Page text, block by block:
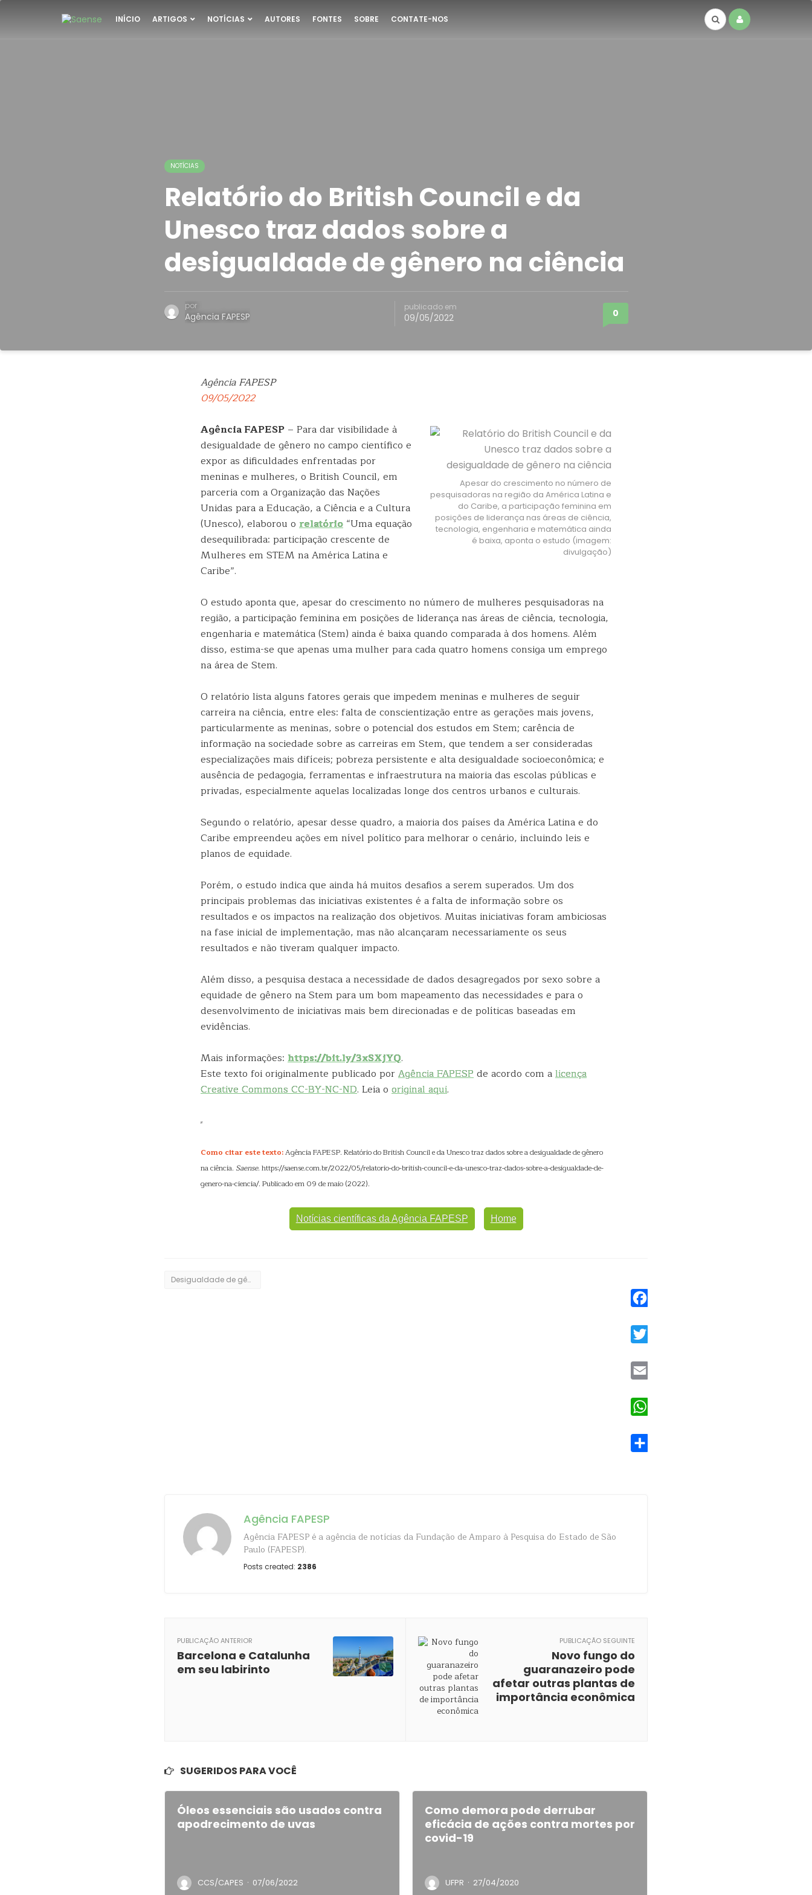
INÍCIO ARTIGOS NOTÍCIAS AUTORES FONTES SOBRE CONTATE-NOS
NOTÍCIAS
Relatório do British Council e da
Unesco traz dados sobre a
desigualdade de gênero na ciência
por
Agência FAPESP
publicado em
09/05/2022 0
Agência FAPESP
09/05/2022
Apesar do crescimento no número de
pesquisadoras na região da América Latina e
do Caribe, a participação feminina em
posições de liderança nas áreas de ciência,
tecnologia, engenharia e matemática ainda
é baixa, aponta o estudo (imagem:
divulgação)
Agência FAPESP – Para dar visibilidade à
desigualdade de gênero no campo científico e
expor as dificuldades enfrentadas por
meninas e mulheres, o British Council, em
parceria com a Organização das Nações
Unidas para a Educação, a Ciência e a Cultura
(Unesco), elaborou o relatório “Uma equação
desequilibrada: participação crescente de
Mulheres em STEM na América Latina e
Caribe”.
O estudo aponta que, apesar do crescimento no número de mulheres pesquisadoras na
região, a participação feminina em posições de liderança nas áreas de ciência, tecnologia,
engenharia e matemática (Stem) ainda é baixa quando comparada à dos homens. Além
disso, estima-se que apenas uma mulher para cada quatro homens consiga um emprego
na área de Stem.
O relatório lista alguns fatores gerais que impedem meninas e mulheres de seguir
carreira na ciência, entre eles: falta de conscientização entre as gerações mais jovens,
particularmente as meninas, sobre o potencial dos estudos em Stem; carência de
informação na sociedade sobre as carreiras em Stem, que tendem a ser consideradas
especializações mais difíceis; pobreza persistente e alta desigualdade socioeconômica; e
ausência de pedagogia, ferramentas e infraestrutura na maioria das escolas públicas e
privadas, especialmente aquelas localizadas longe dos centros urbanos e culturais.
Segundo o relatório, apesar desse quadro, a maioria dos países da América Latina e do
Caribe empreendeu ações em nível político para melhorar o cenário, incluindo leis e
planos de equidade.
Porém, o estudo indica que ainda há muitos desafios a serem superados. Um dos
principais problemas das iniciativas existentes é a falta de informação sobre os
resultados e os impactos na realização dos objetivos. Muitas iniciativas foram ambiciosas
na fase inicial de implementação, mas não alcançaram necessariamente os seus
resultados e não tiveram qualquer impacto.
Além disso, a pesquisa destaca a necessidade de dados desagregados por sexo sobre a
equidade de gênero na Stem para um bom mapeamento das necessidades e para o
desenvolvimento de iniciativas mais bem direcionadas e de políticas baseadas em
evidências.
Mais informações: https://bit.ly/3xSXjYQ.
Este texto foi originalmente publicado porAgência FAPESPde acordo com alicença
Creative Commons CC-BY-NC-ND. Leia o original aqui.
Como citar este texto:Agência FAPESP. Relatório do British Council e da Unesco traz dados sobre a desigualdade de gênero
na ciência. Saense. https://saense.com.br/2022/05/relatorio-do-british-council-e-da-unesco-traz-dados-sobre-a-desigualdade-de-
genero-na-ciencia/. Publicado em 09 de maio (2022).
Notícias científicas da Agência FAPESP Home
Desigualdade de gênero na ciência
Agência FAPESP
Agência FAPESP é a agência de notícias da Fundação de Amparo à Pesquisa do Estado de São
Paulo (FAPESP).
Posts created: 2386
PUBLICAÇÃO ANTERIOR
Barcelona e Catalunha
em seu labirinto
PUBLICAÇÃO SEGUINTE
Novo fungo do
guaranazeiro pode
afetar outras plantas de
importância econômica
SUGERIDOS PARA VOCÊ
Óleos essenciais são usados contra
apodrecimento de uvas
CCS/CAPES · 07/06/2022
Como demora pode derrubar
eficácia de ações contra mortes por
covid-19
UFPR · 27/04/2020